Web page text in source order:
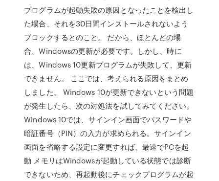
プログラムが起動失敗の原因となったことを検出し
た場合、それを30日間インストールされないよう
ブロックするとのこと。 だから、ほとんどの場
合、Windowsの更新が必要です。しかし、時に
は、Windows 10更新プログラムが失敗して、更新
できません。 ここでは、考えられる原因をまとめ
しました。 Windows 10が更新できないという問題
が発生したら、次の対処法を試してみてください。
Windows 10では、サインイン画面でパスワードや
暗証番号（PIN）の入力が求められる。サインイン
画面を省略する設定に変更すれば、最速でPCを起
動 メモリはWindowsが起動している状態では診断
できないため、再起動後にチェックプログラムが起